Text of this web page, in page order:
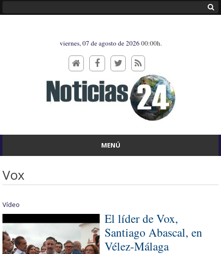
viernes, 07 de agosto de 202600:00h.
MENÚ
Vox
Vídeo
El líder de Vox,
Santiago Abascal, en
Vélez-Málaga